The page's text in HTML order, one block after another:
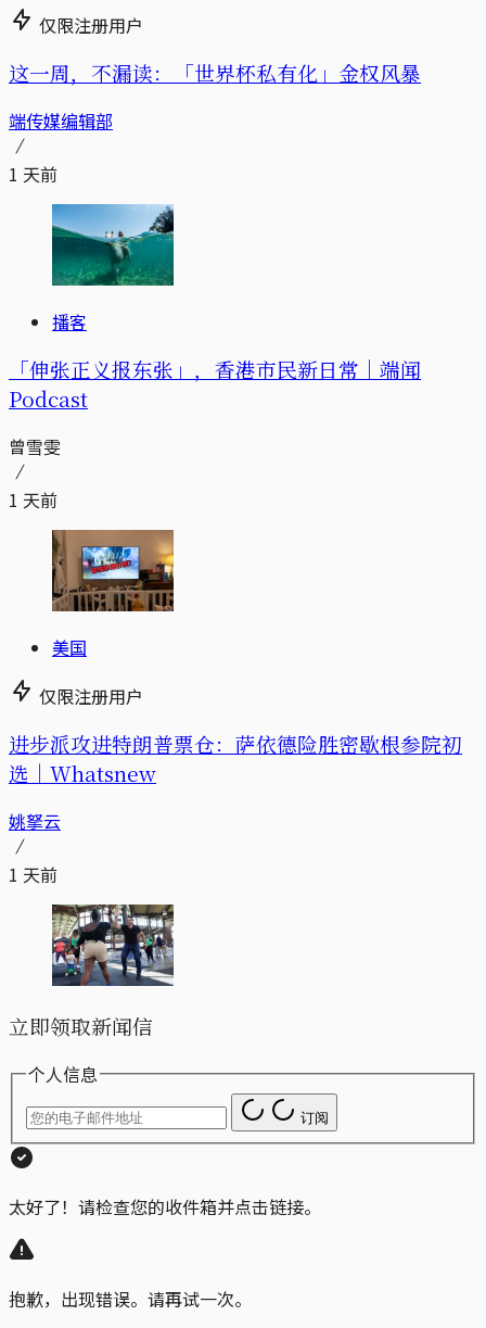
仅限注册用户
这一周，不漏读：「世界杯私有化」金权风暴
端传媒编辑部
1 天前
播客
「伸张正义报东张」，香港市民新日常｜端闻
Podcast
曾雪雯
1 天前
美国
仅限注册用户
进步派攻进特朗普票仓：萨依德险胜密歇根参院初
选｜Whatsnew
姚拏云
1 天前
立即领取新闻信
个人信息
订阅
太好了！请检查您的收件箱并点击链接。
抱歉，出现错误。请再试一次。